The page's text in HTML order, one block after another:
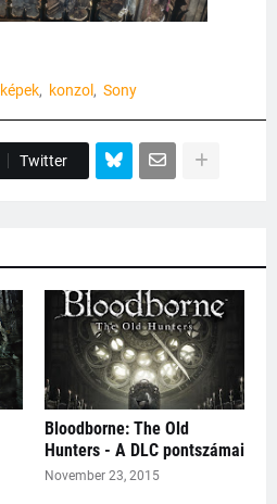
képek konzol Sony
Twitter
Bloodborne: The Old
Hunters - A DLC pontszámai
November 23, 2015